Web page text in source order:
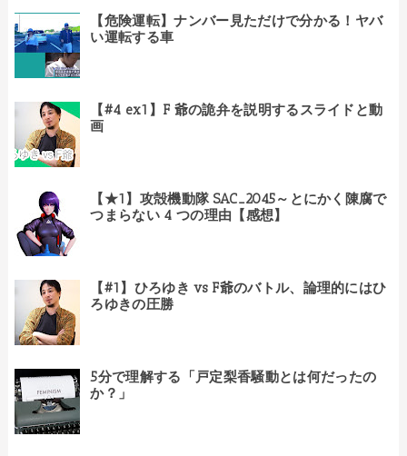
【危険運転】ナンバー見ただけで分かる！ヤバ
い運転する車
【#4 ex1】F 爺の詭弁を説明するスライドと動
画
【★1】攻殻機動隊 SAC_2045～とにかく陳腐で
つまらない 4 つの理由【感想】
【#1】ひろゆき vs F爺のバトル、論理的にはひ
ろゆきの圧勝
5分で理解する「戸定梨香騒動とは何だったの
か？」